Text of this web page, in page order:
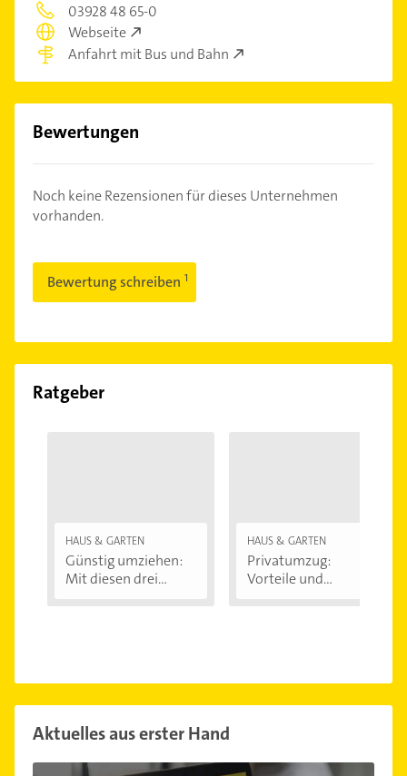
03928 48 65-0
Webseite
Anfahrt mit Bus und Bahn
Bewertungen
Noch keine Rezensionen für dieses Unternehmen
vorhanden.
Bewertung schreiben
Ratgeber
HAUS & GARTEN
Günstig umziehen:
Mit diesen drei...
HAUS & GARTEN
Privatumzug:
Vorteile und
Aktuelles aus erster Hand